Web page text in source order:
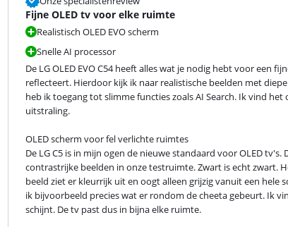
Fijne OLED tv voor elke ruimte
Realistisch OLED EVO scherm
Snelle AI processor
De LG OLED EVO C54 heeft alles wat je nodig hebt voor een
reflecteert. Hierdoor kijk ik naar realistische beelden met
heb ik toegang tot slimme functies zoals AI Search. Ik vind
uitstraling.
OLED scherm voor fel verlichte ruimtes
De LG C5 is in mijn ogen de nieuwe standaard voor OLED
contrastrijke beelden in onze testruimte. Zwart is echt zwart.
beeld ziet er kleurrijk uit en oogt alleen grijzig vanuit een
ik bijvoorbeeld precies wat er rondom de cheeta gebeurt. Ik
schijnt. De tv past dus in bijna elke ruimte.